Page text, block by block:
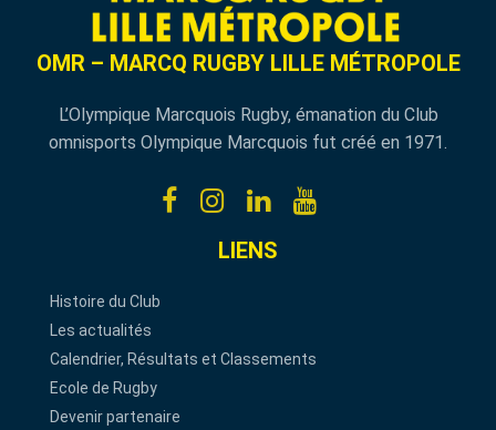
OMR – MARCQ RUGBY LILLE MÉTROPOLE
L’Olympique Marcquois Rugby, émanation du Club
omnisports Olympique Marcquois fut créé en 1971.
LIENS
Histoire du Club
Les actualités
Calendrier, Résultats et Classements
Ecole de Rugby
Devenir partenaire